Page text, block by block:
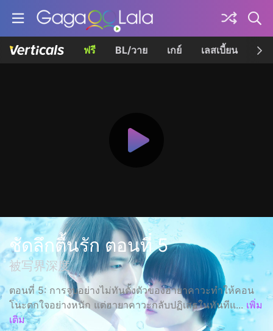
ฟรี BL/วาย เกย์ เลสเบี้ยน เค
ชัดลึกตื้นรัก ตอนที่ 5
被写界深度
ตอนที่ 5: การจูบอย่างไม่ทันตั้งตัวของฮายาคาวะทำให้คอน
โนะตกใจอย่างหนัก แต่ฮายาคาวะกลับปฏิเสธในทันทีแ... เพิ่ม
เติม